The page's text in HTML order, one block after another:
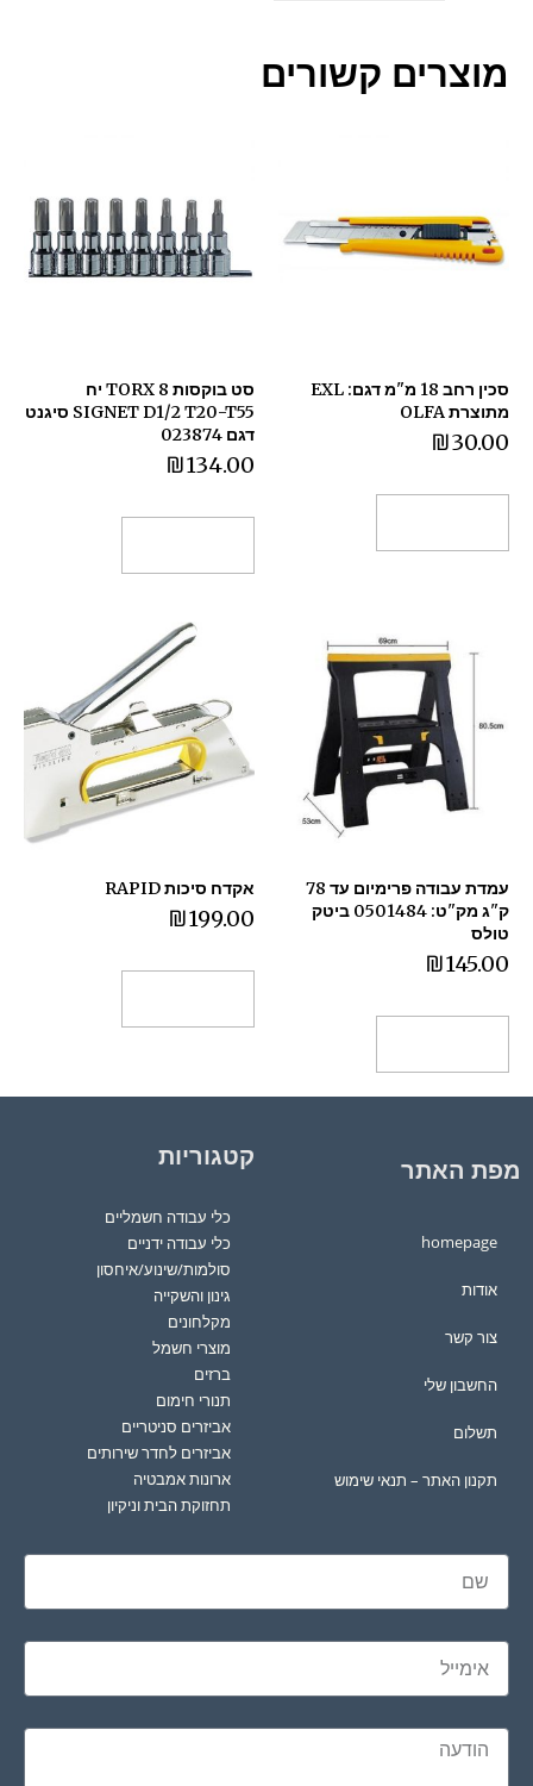
מוצרים קשורים
סכין רחב 18 מ"מ דגם: EXL
מתוצרת OLFA
₪30.00
סט בוקסות 8 TORX יח
SIGNET D1/2 T20-T55 סיגנט
דגם 023874
₪134.00
עמדת עבודה פרימיום עד 78
ק"ג מק"ט: 0501484 ביטק
טולס
₪145.00
אקדח סיכות RAPID
₪199.00
מפת האתר
homepage
אודות
צור קשר
החשבון שלי
תשלום
תקנון האתר – תנאי שימוש
קטגוריות
כלי עבודה חשמליים
כלי עבודה ידניים
סולמות/שינוע/איחסון
גינון והשקייה
מקלחונים
מוצרי חשמל
ברזים
תנורי חימום
אביזרים סניטריים
אביזרים לחדר שירותים
ארונות אמבטיה
תחזוקת הבית וניקיון